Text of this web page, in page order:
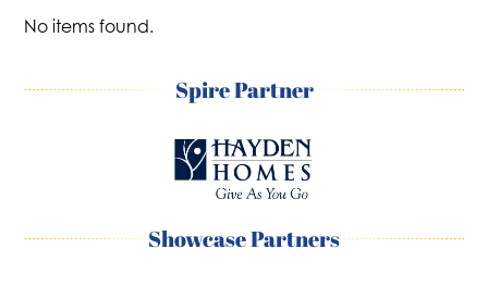
No items found.
Spire Partner
Showcase Partners